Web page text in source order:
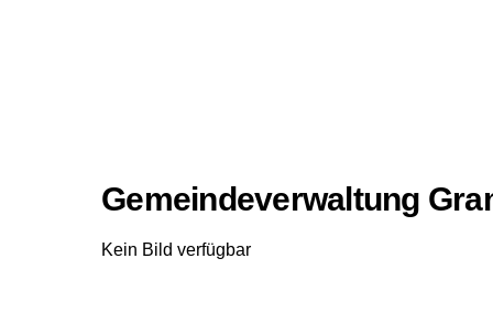
Gemeindeverwaltung
Kein Bild verfügbar